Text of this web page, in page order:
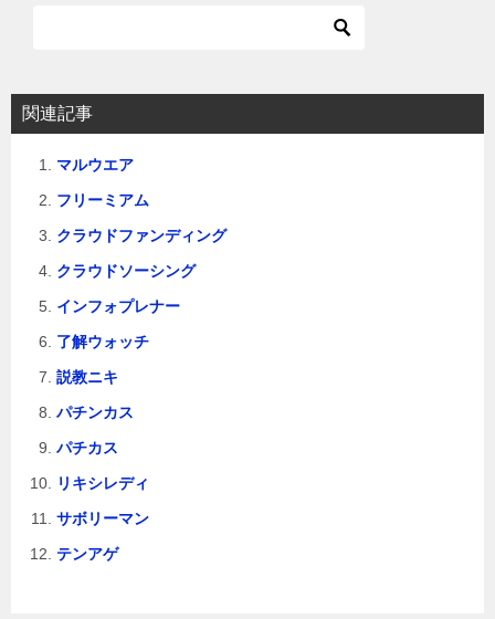
ョ
ン
関連記事
マルウエア
フリーミアム
クラウドファンディング
クラウドソーシング
インフォプレナー
了解ウォッチ
説教ニキ
パチンカス
パチカス
リキシレディ
サボリーマン
テンアゲ